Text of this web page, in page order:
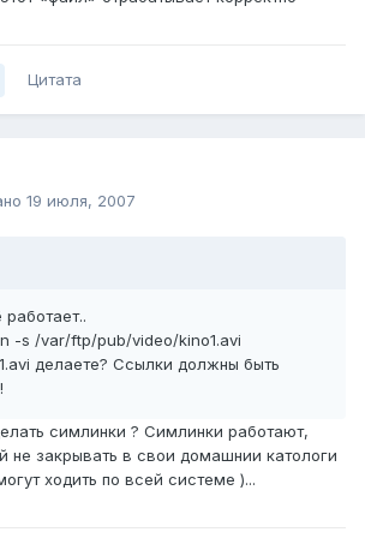
Цитата
19 июля, 2007
-s /var/ftp/pub/video/kino1.avi
делаете? Ссылки должны быть
симлинки ? Симлинки работают,
не закрывать в свои домашнии катологи
ходить по всей системе )...